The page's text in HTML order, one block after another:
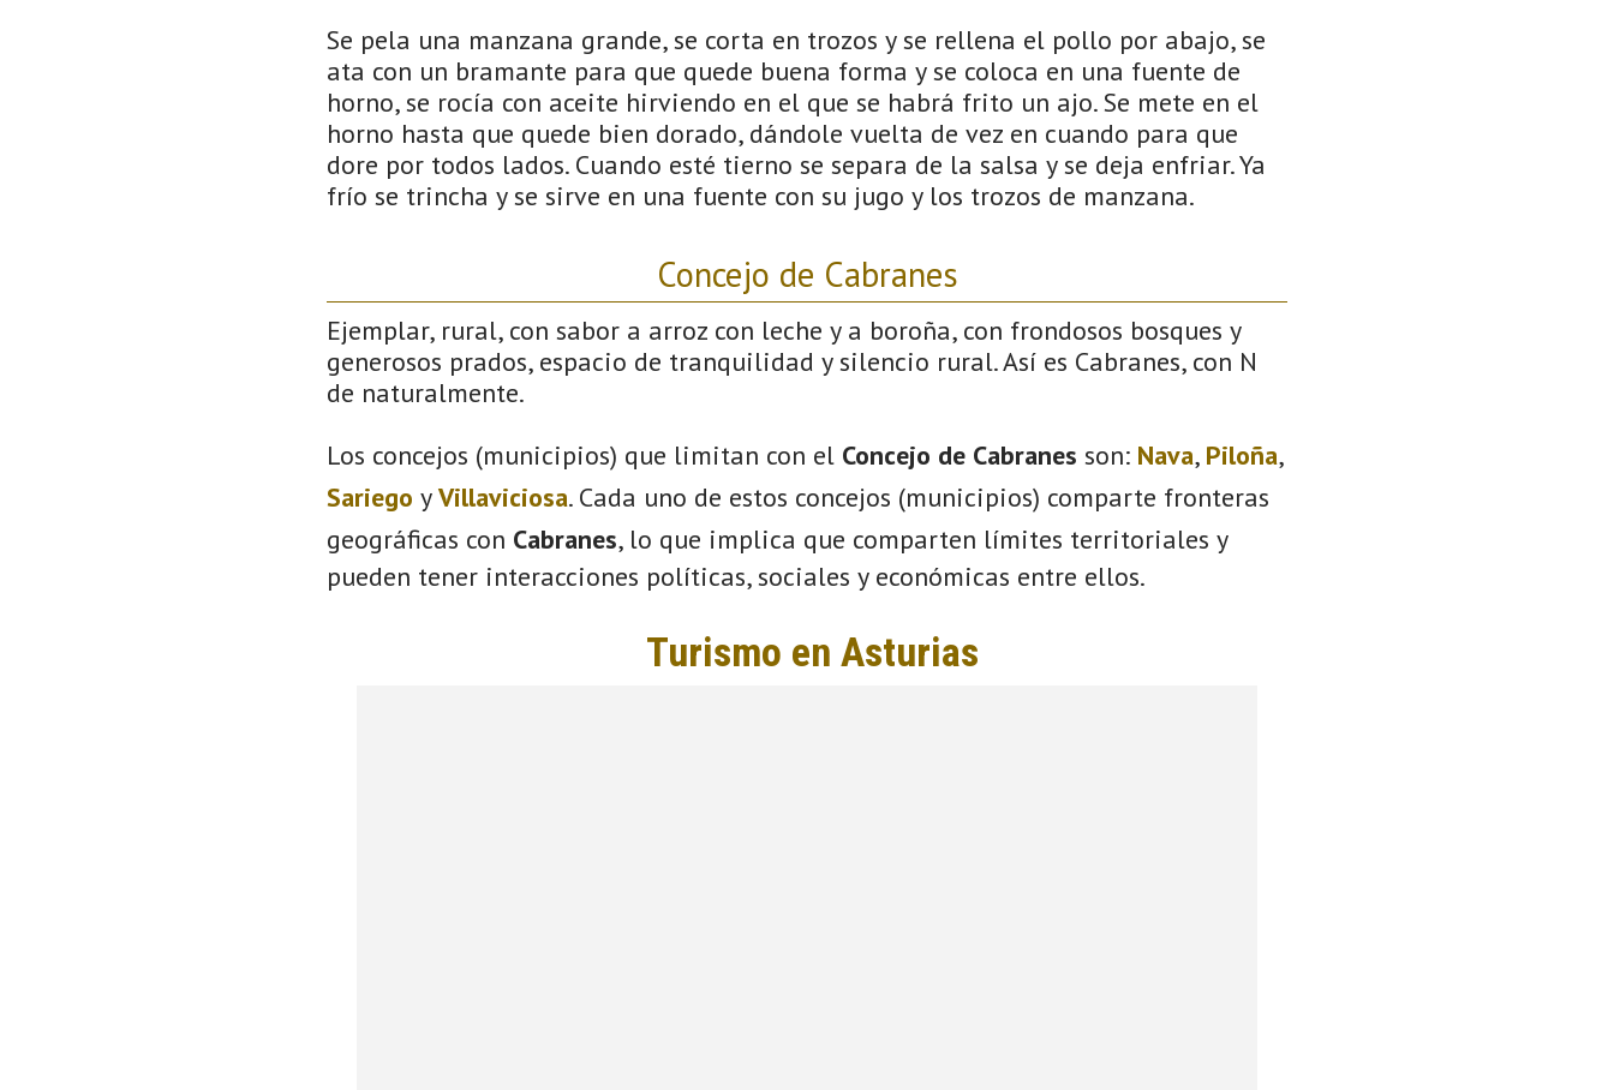
Se pela una manzana grande, se corta en trozos y se rellena el pollo por abajo, se
ata con un bramante para que quede buena forma y se coloca en una fuente de
horno, se rocía con aceite hirviendo en el que se habrá frito un ajo. Se mete en el
horno hasta que quede bien dorado, dándole vuelta de vez en cuando para que
dore por todos lados. Cuando esté tierno se separa de la salsa y se deja enfriar. Ya
frío se trincha y se sirve en una fuente con su jugo y los trozos de manzana.
Concejo de Cabranes
Ejemplar, rural, con sabor a arroz con leche y a boroña, con frondosos bosques y
generosos prados, espacio de tranquilidad y silencio rural. Así es Cabranes, con N
de naturalmente.
Los concejos (municipios) que limitan con el Concejo de Cabranes son: Nava, Piloña,
Sariego yVillaviciosa. Cada uno de estos concejos (municipios) comparte fronteras
geográficas con Cabranes, lo que implica que comparten límites territoriales y
pueden tener interacciones políticas, sociales y económicas entre ellos.